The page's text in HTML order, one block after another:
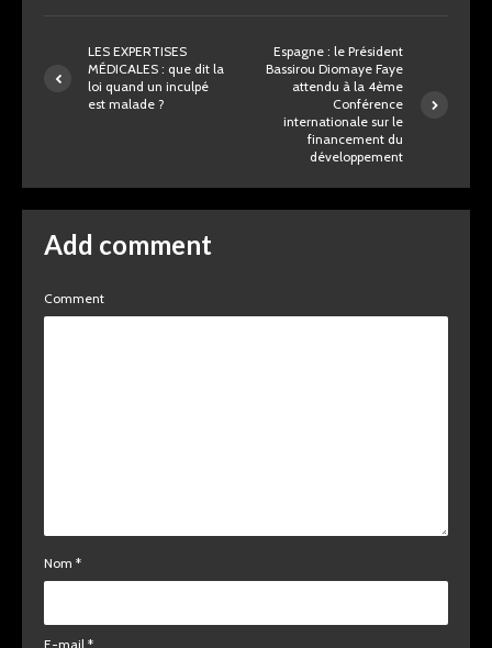
LES EXPERTISES
MÉDICALES : que dit la
loi quand un inculpé
est malade ?
Espagne : le Président
Bassirou Diomaye Faye
attendu à la 4ème
Conférence
internationale sur le
financement du
développement
Add comment
Comment
Nom *
E-mail *